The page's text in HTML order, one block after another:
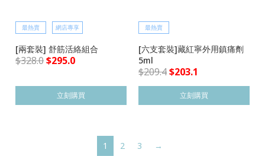
最熱賣 網店專享
[兩套裝] 舒筋活絡組合
$328.0$295.0
立刻購買
最熱賣
[六支套裝]藏紅寧外用鎮痛劑
5ml
$209.4$203.1
立刻購買
1 2 3 →